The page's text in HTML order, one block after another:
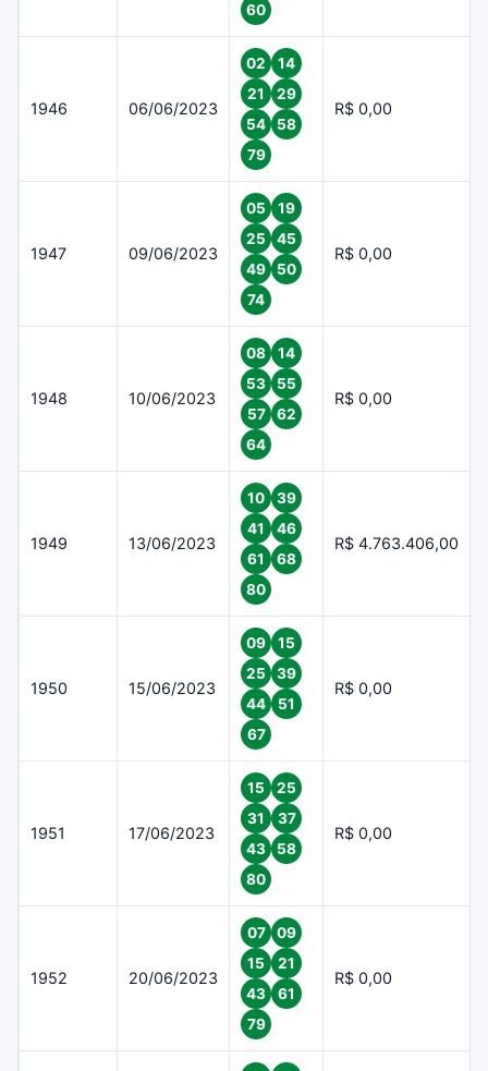
60
1946 06/06/2023
02
14
21
29
54
58
79
R$ 0,00
1947 09/06/2023
05
19
25
45
49
50
74
R$ 0,00
1948 10/06/2023
08
14
53
55
57
62
64
R$ 0,00
1949 13/06/2023
10
39
41
46
61
68
80
R$ 4.763.406,00
1950 15/06/2023
09
15
25
39
44
51
67
R$ 0,00
1951 17/06/2023
15
25
31
37
43
58
80
R$ 0,00
1952 20/06/2023
07
09
15
21
43
61
79
R$ 0,00